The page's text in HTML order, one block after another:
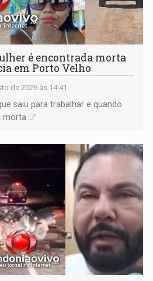
é encontrada morta
em Porto Velho
de 2026 às 14:41
saiu para trabalhar e quando
morta